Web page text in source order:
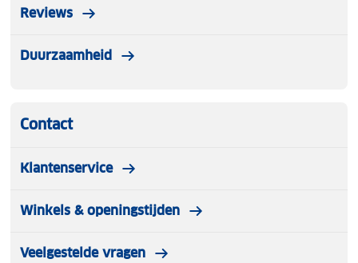
Reviews
Duurzaamheid
Contact
Klantenservice
Winkels & openingstijden
Veelgestelde vragen